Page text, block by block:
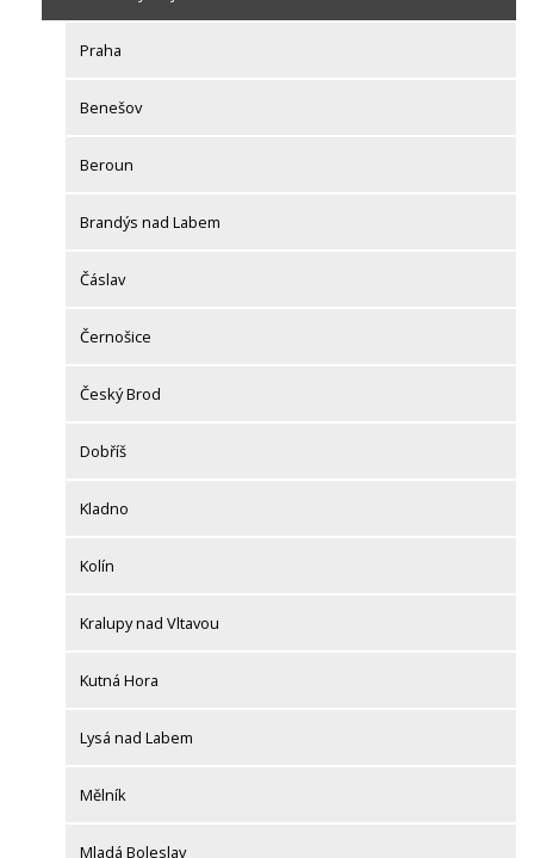
Praha
Benešov
Beroun
Brandýs nad Labem
Čáslav
Černošice
Český Brod
Dobříš
Kladno
Kolín
Kralupy nad Vltavou
Kutná Hora
Lysá nad Labem
Mělník
Mladá Boleslav